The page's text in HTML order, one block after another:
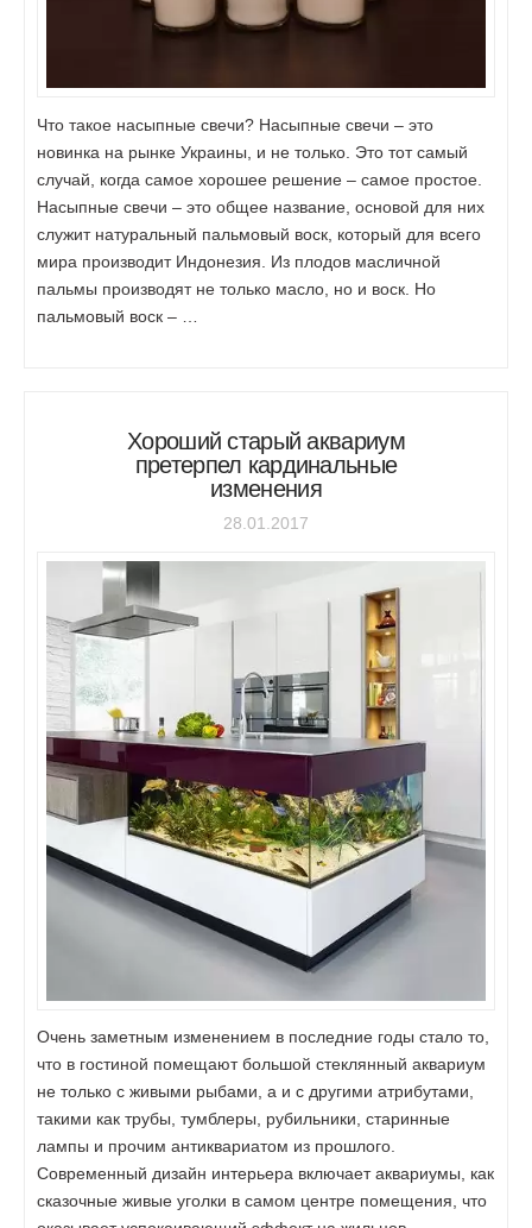
Что такое насыпные свечи? Насыпные свечи – это
новинка на рынке Украины, и не только. Это тот самый
случай, когда самое хорошее решение – самое простое.
Насыпные свечи – это общее название, основой для них
служит натуральный пальмовый воск, который для всего
мира производит Индонезия. Из плодов масличной
пальмы производят не только масло, но и воск. Но
пальмовый воск – …
Хороший старый аквариум
претерпел кардинальные
изменения
28.01.2017
Очень заметным изменением в последние годы стало то,
что в гостиной помещают большой стеклянный аквариум
не только с живыми рыбами, а и с другими атрибутами,
такими как трубы, тумблеры, рубильники, старинные
лампы и прочим антиквариатом из прошлого.
Современный дизайн интерьера включает аквариумы, как
сказочные живые уголки в самом центре помещения, что